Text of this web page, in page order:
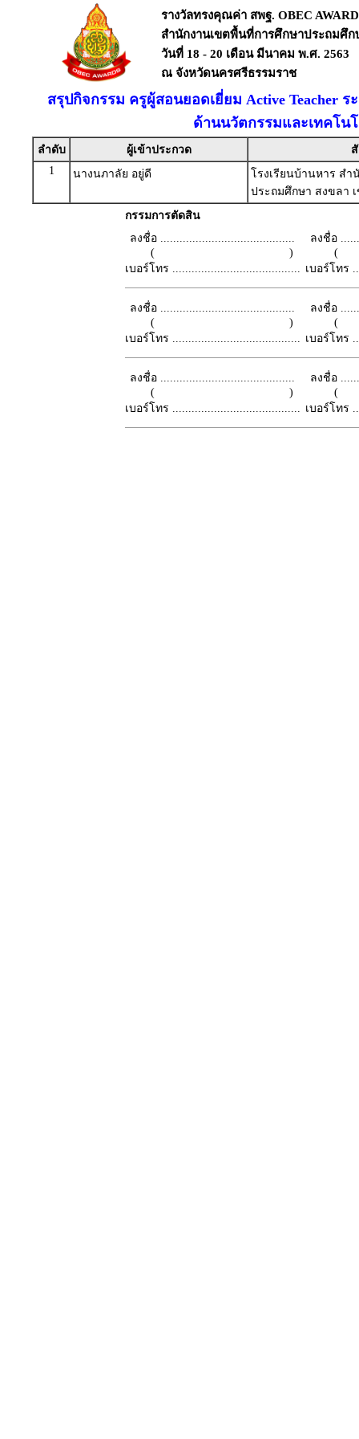
รางวัลทรงคุณค่า สพฐ. OBEC
สำนักงานเขตพื้นที่การศึกษาประถมศึก
วันที่ 18 - 20 เดือน มีนาคม พ.ศ. 2563
ณ จังหวัดนครศรีธรรมราช
สรุปกิจกรรม ครูผู้สอนยอดเยี่ยม Active Teacher
ด้านนวัตกรรมและเทคโน
ลำดับ ผู้เข้าประกวด
1
นางนภาลัย อยู่ดี
โรงเรียนบ้านหาร ส
ประถมศึกษา สงขลา
กรรมการตัดสิน
ลงชื่อ ..........................................
( )
เบอร์โทร ........................................
ลงชื่อ
เบอร์โทร
ลงชื่อ ..........................................
( )
เบอร์โทร ........................................
ลงชื่อ
เบอร์โทร
ลงชื่อ ..........................................
( )
เบอร์โทร ........................................
ลงชื่อ
เบอร์โทร